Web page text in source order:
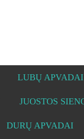
LUBŲ
JUOSTOS
DURŲ APVADAI